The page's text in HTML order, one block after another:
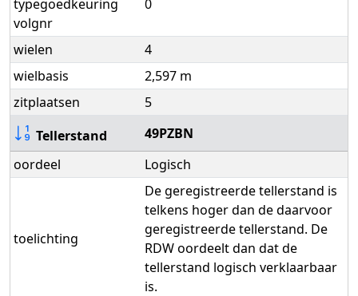
typegoedkeuring
volgnr
0
wielen
4
wielbasis
2,597 m
zitplaatsen
5
Tellerstand
49PZBN
oordeel
Logisch
toelichting
De geregistreerde tellerstand is
telkens hoger dan de daarvoor
geregistreerde tellerstand. De
RDW oordeelt dan dat de
tellerstand logisch verklaarbaar
is.